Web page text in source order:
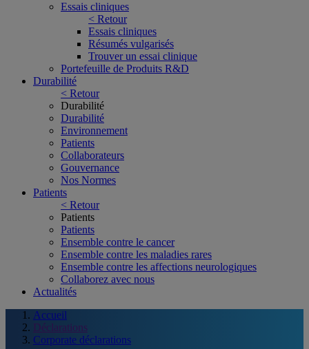
Essais cliniques
< Retour
Essais cliniques
Résumés vulgarisés
Trouver un essai clinique
Portefeuille de Produits R&D
Durabilité
< Retour
Durabilité
Durabilité
Environnement
Patients
Collaborateurs
Gouvernance
Nos Normes
Patients
< Retour
Patients
Patients
Ensemble contre le cancer
Ensemble contre les maladies rares
Ensemble contre les affections neurologiques
Collaborez avec nous
Actualités
Accueil
Déclarations
Corporate déclarations